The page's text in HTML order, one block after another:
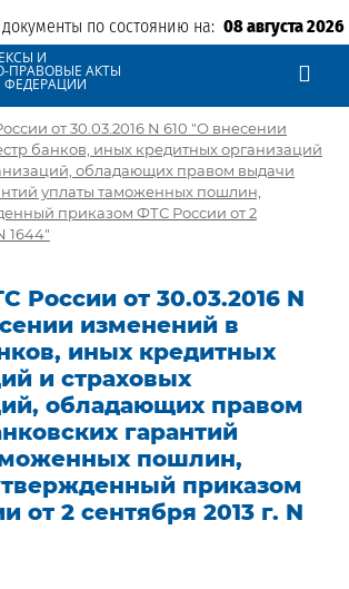
по состоянию на: 08 августа 2026
И
ПРАВОВЫЕ АКТЫ
от 30.03.2016 N 610 "О внесении
банков, иных кредитных организаций
обладающих правом выдачи
уплаты таможенных пошлин,
приказом ФТС России от 2
1644"
России от 30.03.2016 N
изменений в
иных кредитных
и страховых
обладающих правом
гарантий
пошлин,
приказом
от 2 сентября 2013 г. N